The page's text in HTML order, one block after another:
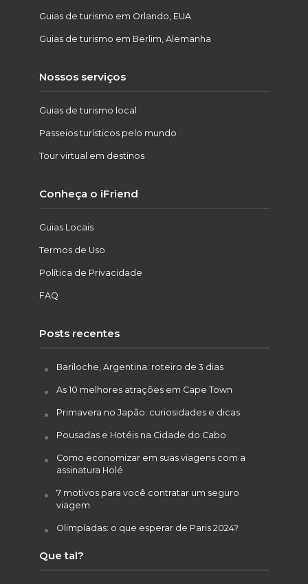
Guias de turismo em Orlando, EUA
Guias de turismo em Berlim, Alemanha
Nossos serviços
Guias de turismo local
Passeios turísticos pelo mundo
Tour virtual em destinos
Conheça o iFriend
Guias Locais
Termos de Uso
Política de Privacidade
FAQ
Posts recentes
Bariloche, Argentina: roteiro de 3 dias
As 10 melhores atrações em Cape Town
Primavera no Japão: curiosidades e dicas
Pousadas e Hotéis na Cidade do Cabo
Como economizar em suas viagens com a
assinatura Holé
7 motivos para você contratar um seguro
viagem
Olimpíadas: o que esperar de Paris 2024?
Que tal?